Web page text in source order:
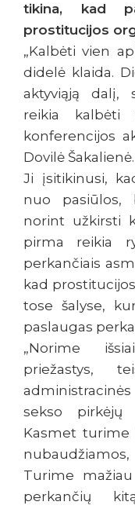
tikina, kad
prostitucijos
„Kalbėti vien
didelė klaida.
aktyviąją dalį,
reikia kalbėti
konferencijos
Dovilė Šakalienė.
Ji įsitikinusi,
nuo pasiūlos,
norint užkirsti
pirma reikia
perkančiais
kad
tose šalyse,
paslaugas
„Norime
priežastys,
sekso pirkėjų
Kasmet turime
Turime
perkančių